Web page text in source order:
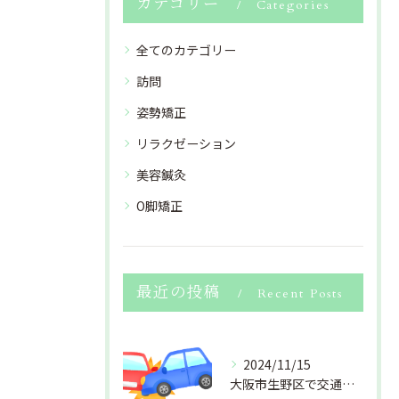
Categories
全てのカテゴリー
訪問
姿勢矯正
リラクゼーション
美容鍼灸
O脚矯正
最近の投稿 Recent Posts
2024/11/15
大阪市生野区で交通事故のおケガ(むちうち・捻挫・打撲・挫傷 等)でお困りの方、北巽にある結びマッサージ鍼灸整骨院にお任せください。